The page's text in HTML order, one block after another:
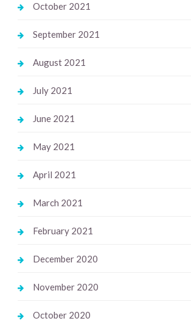
October 2021
September 2021
August 2021
July 2021
June 2021
May 2021
April 2021
March 2021
February 2021
December 2020
November 2020
October 2020